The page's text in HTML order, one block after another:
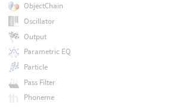
ObjectChain
Oscillator
Output
Parametric EQ
Particle
Pass Filter
Phoneme